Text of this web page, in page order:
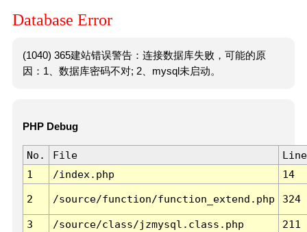
Database Error
(1040) 365建站错误警告：连接数据库失败，可能的原
因：1、数据库密码不对; 2、mysql未启动。
PHP Debug
No. File
Line
1
/index.php 14
2 /source/function/function_extend.php 324
3 /source/class/jzmysql.class.php
211